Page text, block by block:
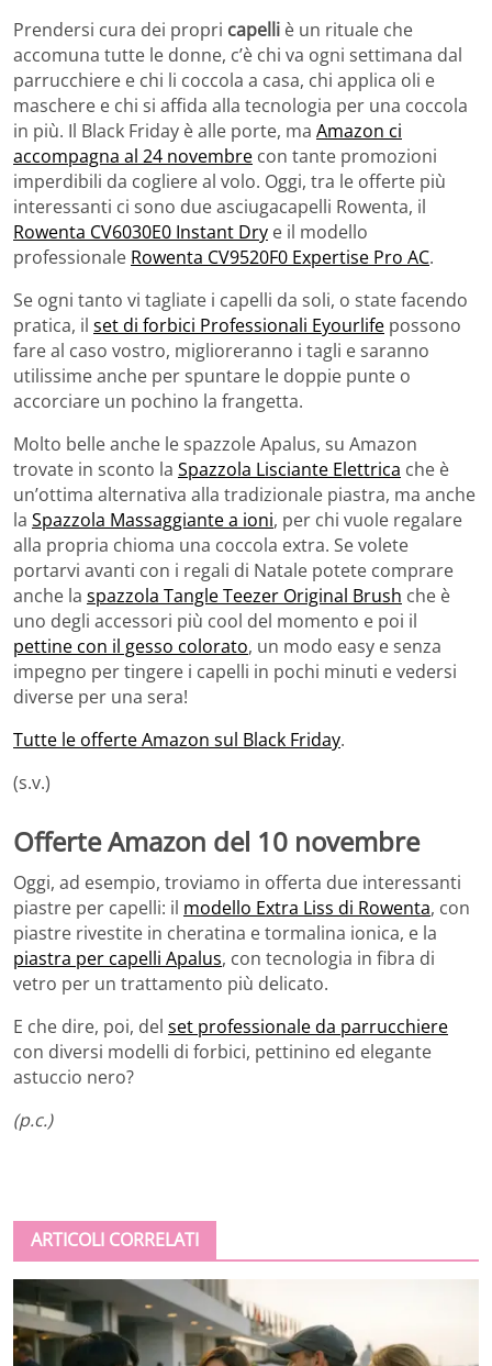
Prendersi cura dei propri capelli è un rituale che
accomuna tutte le donne, c’è chi va ogni settimana dal
parrucchiere e chi li coccola a casa, chi applica oli e
maschere e chi si affida alla tecnologia per una coccola
in più. Il Black Friday è alle porte, ma Amazon ci
accompagna al 24 novembre con tante promozioni
imperdibili da cogliere al volo. Oggi, tra le offerte più
interessanti ci sono due asciugacapelli Rowenta, il
Rowenta CV6030E0 Instant Dry e il modello
professionale Rowenta CV9520F0 Expertise Pro AC.
Se ogni tanto vi tagliate i capelli da soli, o state facendo
pratica, il set di forbici Professionali Eyourlife possono
fare al caso vostro, miglioreranno i tagli e saranno
utilissime anche per spuntare le doppie punte o
accorciare un pochino la frangetta.
Molto belle anche le spazzole Apalus, su Amazon
trovate in sconto la Spazzola Lisciante Elettrica che è
un’ottima alternativa alla tradizionale piastra, ma anche
la Spazzola Massaggiante a ioni, per chi vuole regalare
alla propria chioma una coccola extra. Se volete
portarvi avanti con i regali di Natale potete comprare
anche la spazzola Tangle Teezer Original Brush che è
uno degli accessori più cool del momento e poi il
pettine con il gesso colorato, un modo easy e senza
impegno per tingere i capelli in pochi minuti e vedersi
diverse per una sera!
Tutte le offerte Amazon sul Black Friday.
(s.v.)
Offerte Amazon del 10 novembre
Oggi, ad esempio, troviamo in offerta due interessanti
piastre per capelli: il modello Extra Liss di Rowenta, con
piastre rivestite in cheratina e tormalina ionica, e la
piastra per capelli Apalus, con tecnologia in fibra di
vetro per un trattamento più delicato.
E che dire, poi, del set professionale da parrucchiere
con diversi modelli di forbici, pettinino ed elegante
astuccio nero?
(p.c.)
ARTICOLI CORRELATI